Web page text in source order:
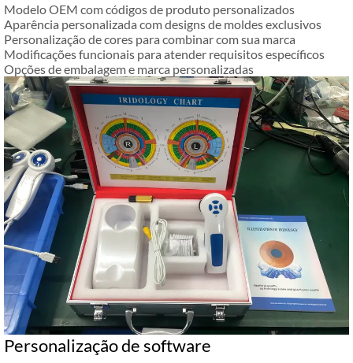
Modelo OEM com códigos de produto personalizados
Aparência personalizada com designs de moldes exclusivos
Personalização de cores para combinar com sua marca
Modificações funcionais para atender requisitos específicos
Opções de embalagem e marca personalizadas
Personalização de software